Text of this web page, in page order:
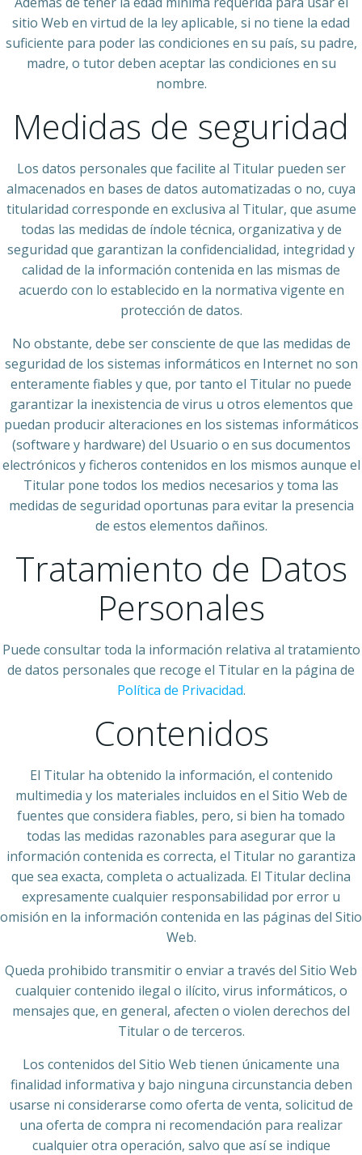
sitio Web en virtud de la ley aplicable, si no tiene la edad
suficiente para poder las condiciones en su país, su padre,
madre, o tutor deben aceptar las condiciones en su
nombre.
Medidas de seguridad
Los datos personales que facilite al Titular pueden ser
almacenados en bases de datos automatizadas o no, cuya
titularidad corresponde en exclusiva al Titular, que asume
todas las medidas de índole técnica, organizativa y de
seguridad que garantizan la confidencialidad, integridad y
calidad de la información contenida en las mismas de
acuerdo con lo establecido en la normativa vigente en
protección de datos.
No obstante, debe ser consciente de que las medidas de
seguridad de los sistemas informáticos en Internet no son
enteramente fiables y que, por tanto el Titular no puede
garantizar la inexistencia de virus u otros elementos que
puedan producir alteraciones en los sistemas informáticos
(software y hardware) del Usuario o en sus documentos
electrónicos y ficheros contenidos en los mismos aunque el
Titular pone todos los medios necesarios y toma las
medidas de seguridad oportunas para evitar la presencia
de estos elementos dañinos.
Tratamiento de Datos
Personales
Puede consultar toda la información relativa al tratamiento
de datos personales que recoge el Titular en la página de
Política de Privacidad.
Contenidos
El Titular ha obtenido la información, el contenido
multimedia y los materiales incluidos en el Sitio Web de
fuentes que considera fiables, pero, si bien ha tomado
todas las medidas razonables para asegurar que la
información contenida es correcta, el Titular no garantiza
que sea exacta, completa o actualizada. El Titular declina
expresamente cualquier responsabilidad por error u
omisión en la información contenida en las páginas del Sitio
Web.
Queda prohibido transmitir o enviar a través del Sitio Web
cualquier contenido ilegal o ilícito, virus informáticos, o
mensajes que, en general, afecten o violen derechos del
Titular o de terceros.
Los contenidos del Sitio Web tienen únicamente una
finalidad informativa y bajo ninguna circunstancia deben
usarse ni considerarse como oferta de venta, solicitud de
una oferta de compra ni recomendación para realizar
cualquier otra operación, salvo que así se indique